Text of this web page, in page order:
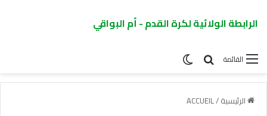
الرابطة الولائية لكرة القدم - أم البواقي
القائمة
الرئيسية/
ACCUEIL